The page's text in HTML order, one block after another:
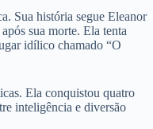
Sua história segue Eleanor
sua morte. Ela tenta
idílico chamado “O
Ela conquistou quatro
inteligência e diversão